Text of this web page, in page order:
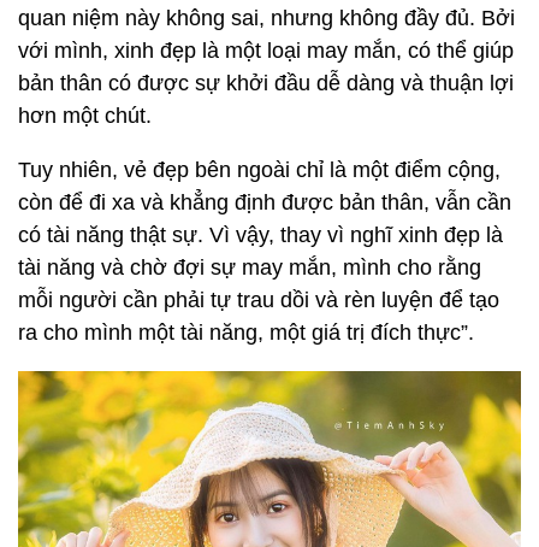
quan niệm này không sai, nhưng không đầy đủ. Bởi
với mình, xinh đẹp là một loại may mắn, có thể giúp
bản thân có được sự khởi đầu dễ dàng và thuận lợi
hơn một chút.
Tuy nhiên, vẻ đẹp bên ngoài chỉ là một điểm cộng,
còn để đi xa và khẳng định được bản thân, vẫn cần
có tài năng thật sự. Vì vậy, thay vì nghĩ xinh đẹp là
tài năng và chờ đợi sự may mắn, mình cho rằng
mỗi người cần phải tự trau dồi và rèn luyện để tạo
ra cho mình một tài năng, một giá trị đích thực”.